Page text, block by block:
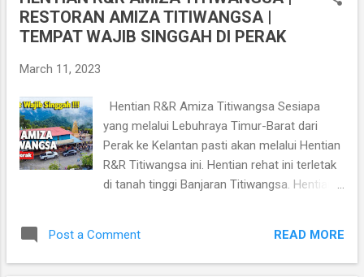
hektar. Lokasi Jeti Bot Tasik Banding
https://goo.gl/maps/dz2yY3X6knGo13DN6
Gerik menuju ke Jeli di Kelantan. Laluan
tersebut dikenali dengan Lebuh raya Timur-
Barat. Dari Ipoh atau Pulau Pinang menuju ke
Kelantan, anda perlu mengisi minyak di Gerik
dan pulau Banding terlebih dahulu kerana
Barat sehingga ke Jeli dan stesen minyak
RESTORAN AMIZA TITIWANGSA |
TEMPAT WAJIB SINGGAH DI PERAK
March 11, 2023
Hentian R&R Amiza Titiwangsa Sesiapa
yang melalui Lebuhraya Timur-Barat dari
Perak ke Kelantan pasti akan melalui Hentian
R&R Titiwangsa ini. Hentian rehat ini terletak
di tanah tinggi Banjaran Titiwangsa. Hentian
apabila cuaca cerah. Akan tetapi sekiranya
musim hujan, anda boleh melihat seolah-
Post a Comment READ MORE